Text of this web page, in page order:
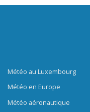
Météo au Luxembourg
Météo en Europe
Météo aéronautique